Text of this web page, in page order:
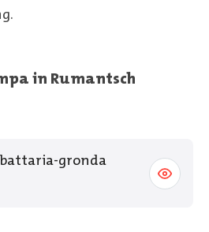
in Rumantsch
gronda